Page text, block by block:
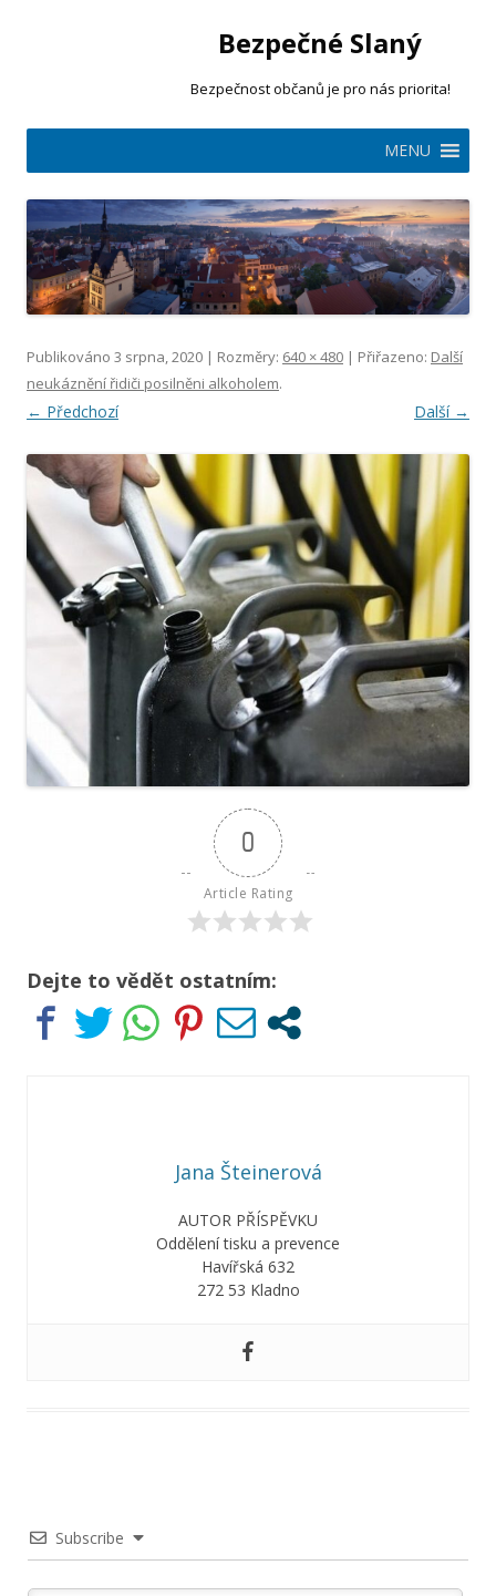
Bezpečné Slaný
Bezpečnost občanů je pro nás priorita!
Přejít
MENU
Publikováno 3 srpna, 2020 | Rozměry: 640 × 480 | Přiřazeno: Další
neukáznění řidiči posilněni alkoholem.
← Předchozí Další →
0
Article Rating
Dejte to vědět ostatním:
Jana Šteinerová
AUTOR PŘÍSPĚVKU
Oddělení tisku a prevence
Havířská 632
272 53 Kladno
Subscribe